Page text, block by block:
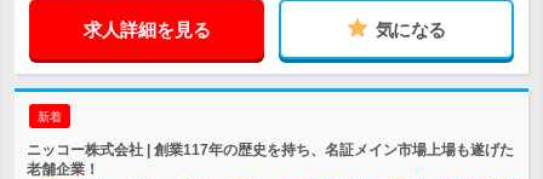
求人詳細を見る 気になる
新着
ニッコー株式会社 | 創業117年の歴史を持ち、名証メイン市場上場も遂げた
老舗企業！